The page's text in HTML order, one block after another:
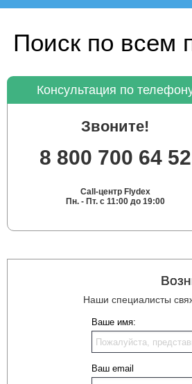
Поиск по всем
Консультация по
Звоните!
8 800 700 64 52
Call-центр Flydex
Пн. - Пт. с 11:00 до 19:00
Наши специалисты
Ваше имя:
Ваш email